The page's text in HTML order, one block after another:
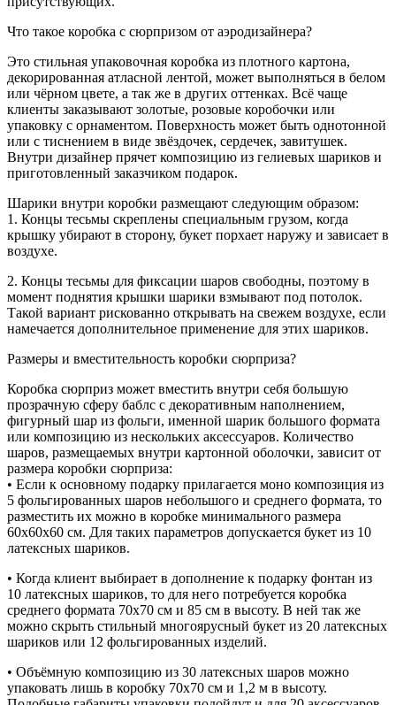
Что такое коробка с сюрпризом от аэродизайнера?
Это стильная упаковочная коробка из плотного картона,
декорированная атласной лентой, может выполняться в белом
или чёрном цвете, а так же в других оттенках. Всё чаще
клиенты заказывают золотые, розовые коробочки или
упаковку с орнаментом. Поверхность может быть однотонной
или с тиснением в виде звёздочек, сердечек, завитушек.
Внутри дизайнер прячет композицию из гелиевых шариков и
приготовленный заказчиком подарок.
Шарики внутри коробки размещают следующим образом:
1. Концы тесьмы скреплены специальным грузом, когда
крышку убирают в сторону, букет порхает наружу и зависает в
воздухе.
2. Концы тесьмы для фиксации шаров свободны, поэтому в
момент поднятия крышки шарики взмывают под потолок.
Такой вариант рискованно открывать на свежем воздухе, если
намечается дополнительное применение для этих шариков.
Размеры и вместительность коробки сюрприза?
Коробка сюрприз может вместить внутри себя большую
прозрачную сферу баблс с декоративным наполнением,
фигурный шар из фольги, именной шарик большого формата
или композицию из нескольких аксессуаров. Количество
шаров, размещаемых внутри картонной оболочки, зависит от
размера коробки сюрприза:
• Если к основному подарку прилагается моно композиция из
5 фольгированных шаров небольшого и среднего формата, то
разместить их можно в коробке минимального размера
60х60х60 см. Для таких параметров допускается букет из 10
латексных шариков.
• Когда клиент выбирает в дополнение к подарку фонтан из
10 латексных шариков, то для него потребуется коробка
среднего формата 70х70 см и 85 см в высоту. В ней так же
можно скрыть стильный многоярусный букет из 20 латексных
шариков или 12 фольгированных изделий.
• Объёмную композицию из 30 латексных шаров можно
упаковать лишь в коробку 70х70 см и 1,2 м в высоту.